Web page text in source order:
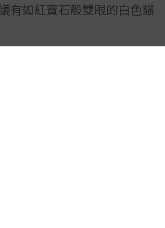
有如紅寶石般雙眼的白色貓